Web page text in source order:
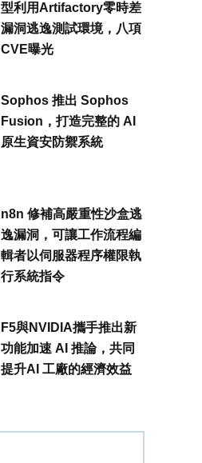
型利用Artifactory零時差
漏洞逃逸測試環境，八項
CVE曝光
Sophos 推出 Sophos
Fusion，打造完整的 AI
原生資安防禦系統
n8n 修補高嚴重性沙盒逃
逸漏洞，可讓工作流程編
輯者以伺服器程序權限執
行系統指令
F5與NVIDIA攜手推出新
功能加速 AI 推論，共同
提升AI 工廠的經濟效益